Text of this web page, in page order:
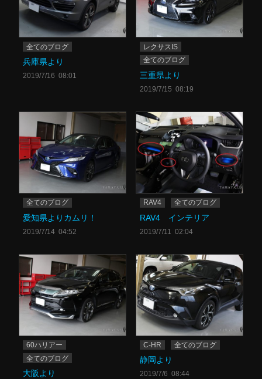
全てのブログ
兵庫県より
2019/7/16 08:01
レクサスIS
全てのブログ
三重県より
2019/7/15 08:19
全てのブログ
愛知県よりカムリ！
2019/7/14 04:52
RAV4 全てのブログ
RAV4 インテリア
2019/7/11 02:04
60ハリアー
全てのブログ
大阪より
C-HR 全てのブログ
静岡より
2019/7/6 08:44